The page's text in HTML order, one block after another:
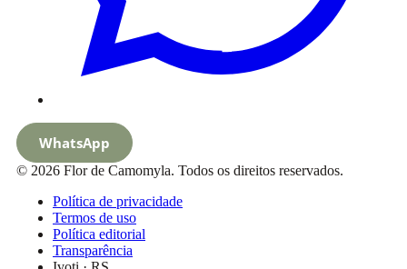
WhatsApp
© 2026 Flor de Camomyla. Todos os direitos reservados.
Política de privacidade
Termos de uso
Política editorial
Transparência